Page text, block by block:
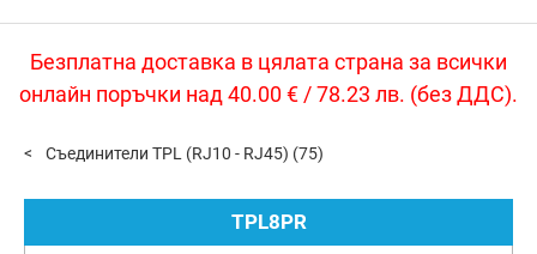
Безплатна доставка в цялата страна за всички
онлайн поръчки над 40.00 € / 78.23 лв. (без ДДС).
Съединители TPL (RJ10 - RJ45) (75)
TPL8PR